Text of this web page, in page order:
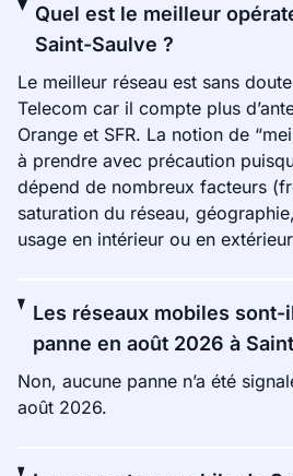
Quel est le meilleur
Saint-Saulve ?
Le meilleur réseau est sans
Telecom car il compte plus
Orange et SFR. La notion de
à prendre avec précaution
dépend de nombreux facteurs
saturation du réseau,
usage en intérieur ou en
Les réseaux mobiles sont-
panne en août 2026 à
Non, aucune panne n’a été
août 2026.